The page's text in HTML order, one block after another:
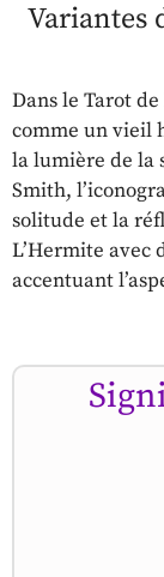
Variantes
Dans le Tarot
comme un vieil
la lumière de la
Smith,
solitude et la
L’Hermite avec
accentuant